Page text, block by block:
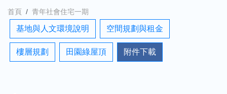
首頁 青年社會住宅一期
基地與人文環境說明 空間規劃與租金
樓層規劃 田園綠屋頂 附件下載